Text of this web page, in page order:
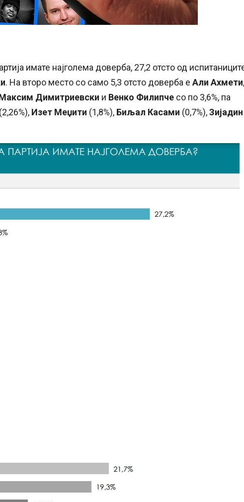
имате најголема доверба, 27,2 отсто од
. На второ место со само 5,3 отсто доверба е Али Ахмети,
Димитриевски и Венко Филипче со по 3,6%, па
(2,26%), Изет Меџити (1,8%), Биљал Касами (0,7%),Зијадин